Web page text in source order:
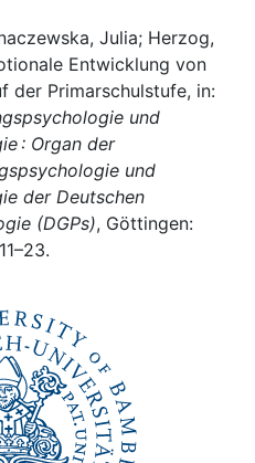
Julia; Herzog,
Entwicklung von
der Primarschulstufe, in:
und
: Organ der
und
der Deutschen
(DGPs), Göttingen: